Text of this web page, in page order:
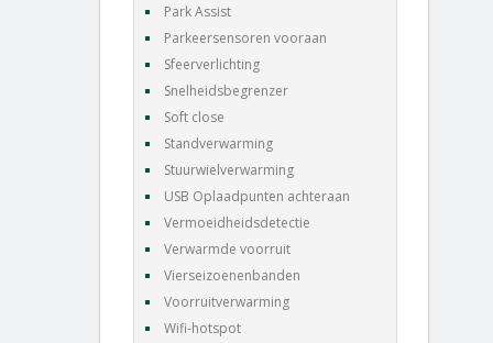
Park Assist
Parkeersensoren vooraan
Sfeerverlichting
Snelheidsbegrenzer
Soft close
Standverwarming
Stuurwielverwarming
USB Oplaadpunten achteraan
Vermoeidheidsdetectie
Verwarmde voorruit
Vierseizoenenbanden
Voorruitverwarming
Wifi-hotspot